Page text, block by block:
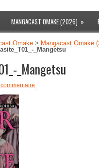
MANGACAST OMAKE (2026) »
Omake > Mangacast Omake
_Mangetsu
_Mangetsu